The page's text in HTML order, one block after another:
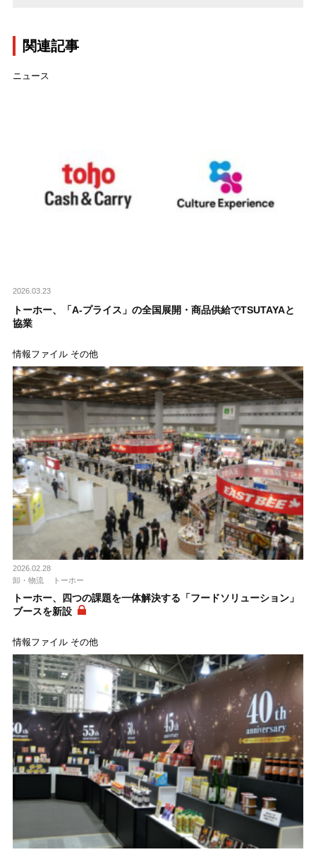
関連記事
ニュース
2026.03.23
トーホー、「A-プライス」の全国展開・商品供給でTSUTAYAと
協業
情報ファイル その他
2026.02.28
卸・物流
トーホー
トーホー、四つの課題を一体解決する「フードソリューション」
ブースを新設
情報ファイル その他